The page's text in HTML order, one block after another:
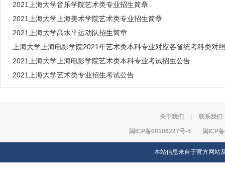
· 2021上海大学音乐学院艺术类专业招生简章
· 2021上海大学上海美术学院艺术类专业招生简章
· 2021上海大学高水平运动队招生简章
·
上海大学上海电影学院2021年艺术类本科专业对应各省统考科类对照
· 2021上海大学上海电影学院艺术类本科专业考试招生公告
· 2021上海大学艺术类专业招生考试公告
关于我们 联系我们
闽ICP备08106227号-4 闽ICP
本站信息来自于官方网站